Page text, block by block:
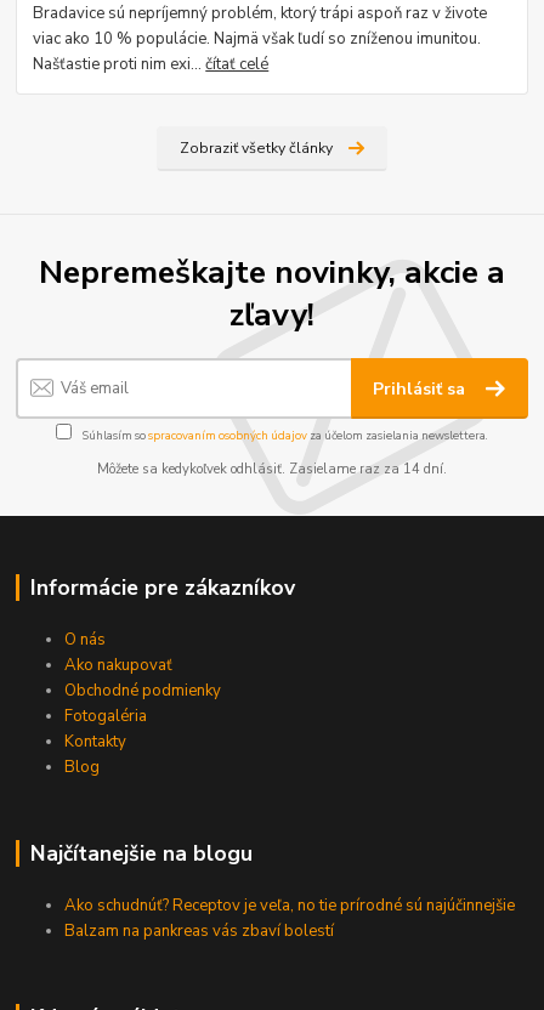
Bradavice sú nepríjemný problém, ktorý trápi aspoň raz v živote
viac ako 10 % populácie. Najmä však ľudí so zníženou imunitou.
Našťastie proti nim exi...čítať celé
Zobraziť všetky články
Nepremeškajte novinky, akcie a
zľavy!
Prihlásiť sa
Súhlasím sospracovaním osobných údajov za účelom zasielania newslettera.
Môžete sa kedykoľvek odhlásiť. Zasielame raz za 14 dní.
Informácie pre zákazníkov
O nás
Ako nakupovať
Obchodné podmienky
Fotogaléria
Kontakty
Blog
Najčítanejšie na blogu
Ako schudnúť? Receptov je veľa, no tie prírodné sú najúčinnejšie
Balzam na pankreas vás zbaví bolestí